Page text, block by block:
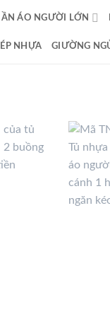
ÁO NGƯỜI LỚN
NHỰA GIƯỜNG